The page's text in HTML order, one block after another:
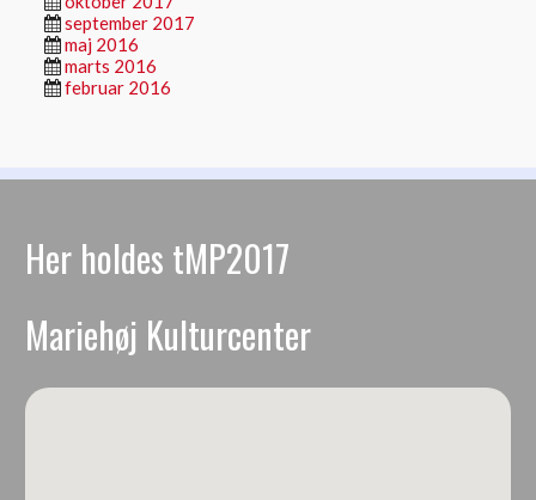
september 2017
maj 2016
marts 2016
februar 2016
Her holdes tMP2017
Mariehøj Kulturcenter